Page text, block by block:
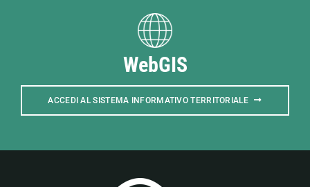
WebGIS
ACCEDI AL SISTEMA INFORMATIVO TERRITORIALE